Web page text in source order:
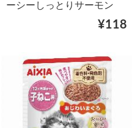
ーシーしっとりサーモン
¥118